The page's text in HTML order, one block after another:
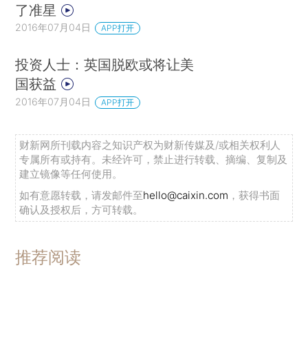
了准星
2016年07月04日 APP打开
投资人士：英国脱欧或将让美
国获益
2016年07月04日 APP打开
财新网所刊载内容之知识产权为财新传媒及/或相关权利人
专属所有或持有。未经许可，禁止进行转载、摘编、复制及
建立镜像等任何使用。
如有意愿转载，请发邮件至hello@caixin.com ，获得书面
确认及授权后，方可转载。
推荐阅读